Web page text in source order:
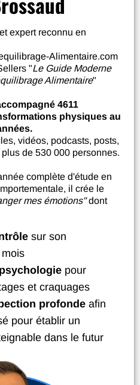
expert reconnu en
Alimentaire.com
"Le Guide Moderne
Alimentaire"
4611
physiques au
vidéos, podcasts, posts,
de 530 000 personnes.
complète d'étude en
il crée le
mes émotions"dont
sur son
pour
et craquages
profonde afin
pour établir un
dans le futur